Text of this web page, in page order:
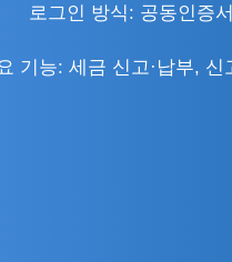
로그인 방식: 공동인증
기능: 세금 신고·납부,